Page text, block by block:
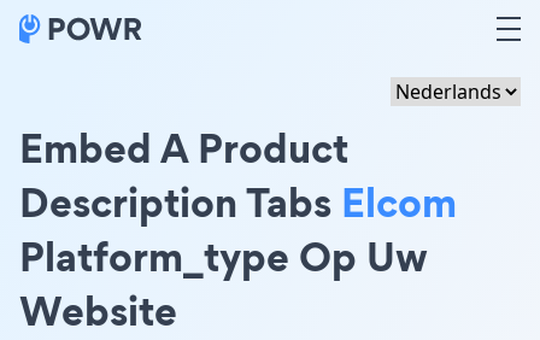
Embed A Product
Description Tabs Elcom
Platform_type Op Uw
Website